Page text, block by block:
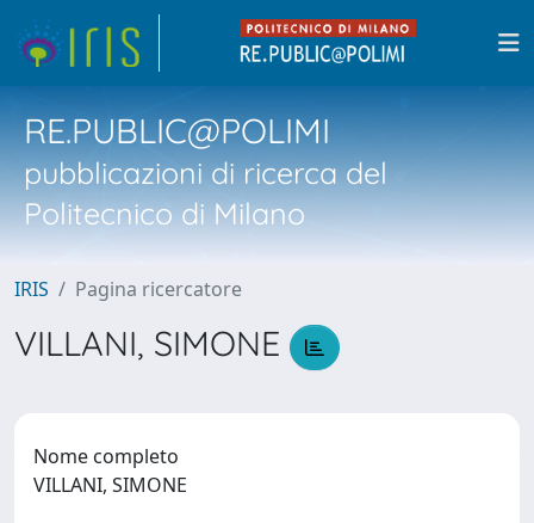
RE.PUBLIC@POLIMI
pubblicazioni di ricerca del
Politecnico di Milano
IRIS Pagina ricercatore
VILLANI, SIMONE
Nome completo
VILLANI, SIMONE